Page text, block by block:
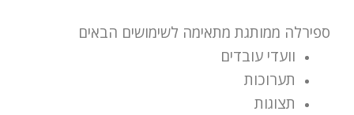
ספירלה ממותגת מתאימה לשימושים הבאים
וועדי עובדים
תערוכות
תצוגות